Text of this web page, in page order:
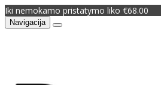
Iki nemokamo pristatymo liko €68.00
Navigacija